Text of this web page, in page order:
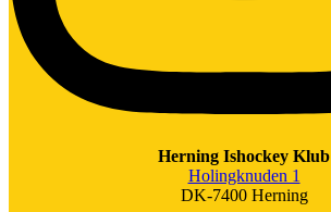
Herning Ishockey Klub
Holingknuden 1
DK-7400 Herning